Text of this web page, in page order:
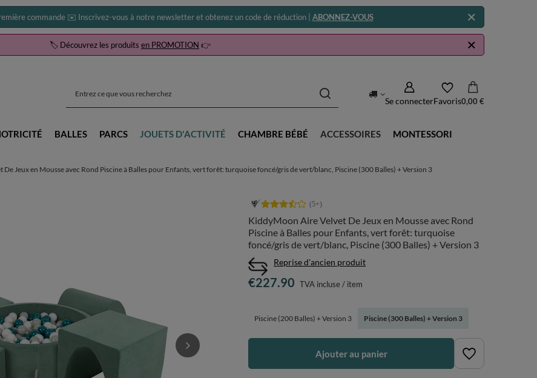
commande ✉️ Inscrivez-vous à notre newsletter et obtenez un code de réduction | ABONNEZ-VOUS
🏷️ Découvrez les produits en PROMOTION 👉
Se connecterFavoris0,00 €
BALLES PARCS JOUETS D'ACTIVITÉ CHAMBRE BÉBÉ ACCESSOIRES MONTESSORI
Jeux en Mousse avec Rond Piscine à Balles pour Enfants, vert forêt: turquoise foncé/gris de vert/blanc, Piscine (300 Balles) + Version 3
KiddyMoon Aire Velvet De Jeux en Mousse avec Rond
Piscine à Balles pour Enfants, vert forêt: turquoise
foncé/gris de vert/blanc, Piscine (300 Balles) + Version 3
Reprise d'ancien produit
Piscine (200 Balles) + Version 3 Piscine (300 Balles) + Version 3
€227.90 TVA incluse/ item
Ajouter au panier